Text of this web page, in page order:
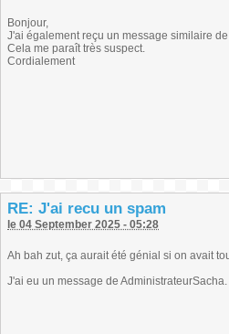
Bonjour,
J'ai également reçu un message similaire
Cela me paraît très suspect.
Cordialement
RE: J'ai recu un spam
le 04 September 2025 - 05:28
Ah bah zut, ça aurait été génial si on avait
J'ai eu un message de AdministrateurSacha.